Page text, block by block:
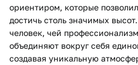
ориентиром, которые
достичь столь значимых
человек, чей
объединяют вокруг себя
создавая уникальную